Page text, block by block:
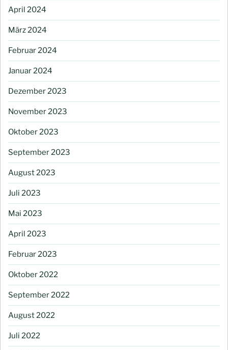
April 2024
März 2024
Februar 2024
Januar 2024
Dezember 2023
November 2023
Oktober 2023
September 2023
August 2023
Juli 2023
Mai 2023
April 2023
Februar 2023
Oktober 2022
September 2022
August 2022
Juli 2022